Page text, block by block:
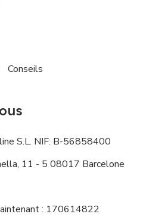
Conseils
S.L. NIF: B-56858400
11 - 5 08017 Barcelone
: 170614822